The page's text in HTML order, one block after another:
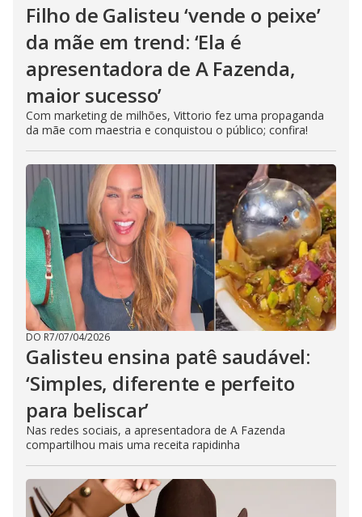
Filho de Galisteu ‘vende o peixe’
da mãe em trend: ‘Ela é
apresentadora de A Fazenda,
maior sucesso’
Com marketing de milhões, Vittorio fez uma propaganda
da mãe com maestria e conquistou o público; confira!
DO R7/07/04/2026
Galisteu ensina patê saudável:
‘Simples, diferente e perfeito
para beliscar’
Nas redes sociais, a apresentadora de A Fazenda
compartilhou mais uma receita rapidinha